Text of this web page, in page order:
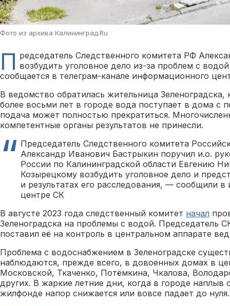
Фото из архива Калининград.Ru
П редседатель Следственного комитета РФ
возбудить уголовное дело из-за проблем с
сообщается в телеграм-канале информационного
В ведомство обратилась жительница
более восьми лет в городе вода поступает в дома с
подача может полностью прекратиться.
компетентные органы результатов не принесли.
Председатель Следственного комитета
Александр Иванович Бастрыкин поручил и.о.
России по Калининградской области Евгению
Козырецкому возбудить уголовное дело и
и результатах его расследования, — сообщили
центре СК
В августе 2023 года следственный комитет начал
Зеленоградска на проблемы с водой. Председатель
поставил её на контроль в центральном аппарате
Проблема с водоснабжением в Зеленоградске
наблюдаются, прежде всего, в довоенных домах в
Московской, Ткаченко, Потёмкина, Чкалова,
других. В жаркие летние дни, когда в городе
жилфонде напор снижается или вовсе падает до нуля.